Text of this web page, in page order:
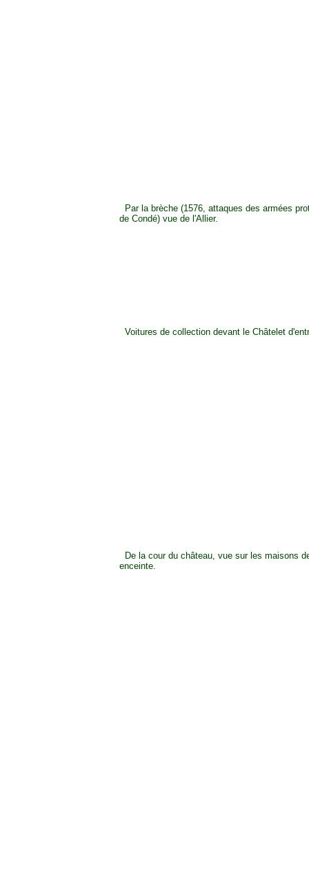
Par la brèche (1576, attaques des armées
de Condé) vue de l'Allier.
Voitures de collection devant le Châtelet
De la cour du château, vue sur les maisons
enceinte.